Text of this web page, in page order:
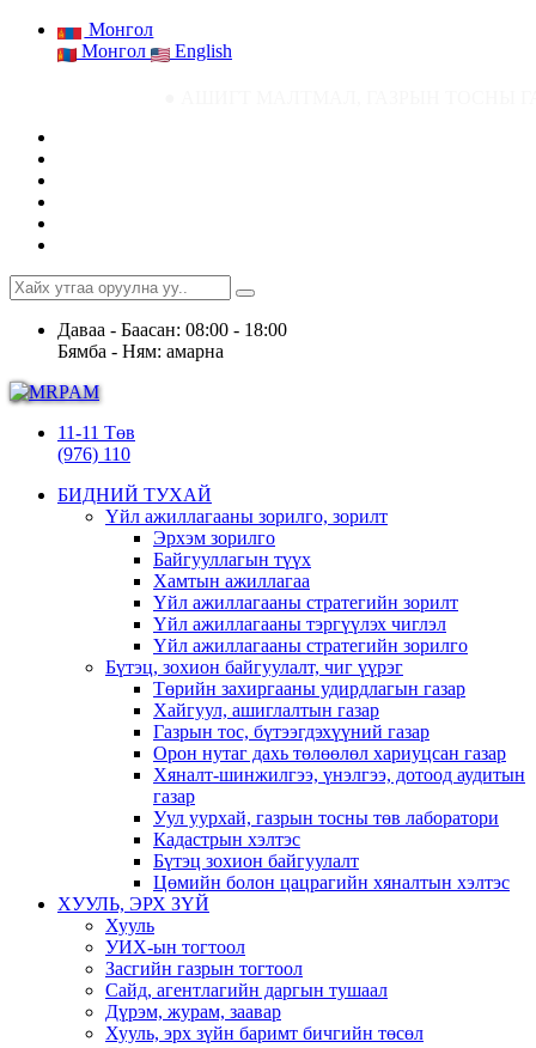
Монгол
Монгол
English
Даваа - Баасан: 08:00 - 18:00
Бямба - Ням: амарна
11-11 Төв
(976) 110
БИДНИЙ ТУХАЙ
Үйл ажиллагааны зорилго, зорилт
Эрхэм зорилго
Байгууллагын түүх
Хамтын ажиллагаа
Үйл ажиллагааны стратегийн зорилт
Үйл ажиллагааны тэргүүлэх чиглэл
Үйл ажиллагааны стратегийн зорилго
Бүтэц, зохион байгуулалт, чиг үүрэг
Төрийн захиргааны удирдлагын газар
Хайгуул, ашиглалтын газар
Газрын тос, бүтээгдэхүүний газар
Орон нутаг дахь төлөөлөл хариуцсан газар
Хяналт-шинжилгээ, үнэлгээ, дотоод аудитын
газар
Уул уурхай, газрын тосны төв лаборатори
Кадастрын хэлтэс
Бүтэц зохион байгуулалт
Цөмийн болон цацрагийн хяналтын хэлтэс
ХУУЛЬ, ЭРХ ЗҮЙ
Хууль
УИХ-ын тогтоол
Засгийн газрын тогтоол
Сайд, агентлагийн даргын тушаал
Дүрэм, журам, заавар
Хууль, эрх зүйн баримт бичгийн төсөл